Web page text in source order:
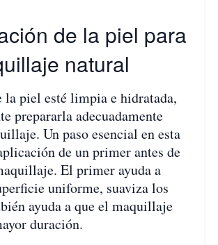
de la piel para
natural
la piel esté limpia e hidratada,
prepararla adecuadamente
Un paso esencial en esta
de un primer antes de
El primer ayuda a
uniforme, suaviza los
ayuda a que el maquillaje
duración.